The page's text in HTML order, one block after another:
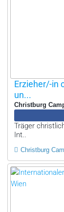
Erzieher/-in
un...
Christburg
Träger
Int..
Christburg